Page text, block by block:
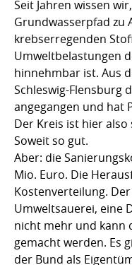
Seit Jahren wissen
Grundwasserpfad zu
krebserregenden
Umweltbelastungen
hinnehmbar ist. Aus
Schleswig-Flensburg
angegangen und hat
Der Kreis ist hier
Soweit so gut.
Aber: die
Mio. Euro. Die
Kostenverteilung.
Umweltsauerei, eine
nicht mehr und kann
gemacht werden. Es
der Bund als